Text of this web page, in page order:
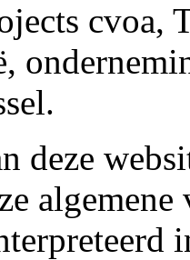
cvoa,
deze